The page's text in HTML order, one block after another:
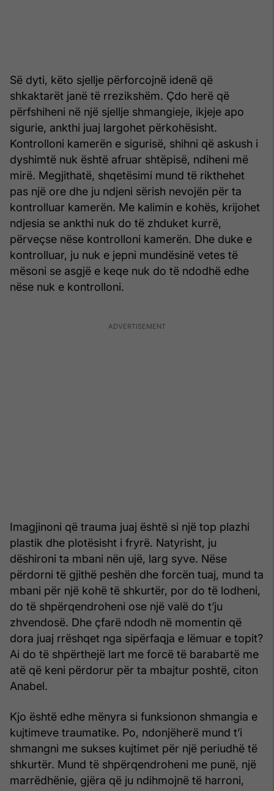
Së dyti, këto sjellje përforcojnë idenë që
shkaktarët janë të rrezikshëm. Çdo herë që
përfshiheni në një sjellje shmangieje, ikjeje apo
sigurie, ankthi juaj largohet përkohësisht.
Kontrolloni kamerën e sigurisë, shihni që askush i
dyshimtë nuk është afruar shtëpisë, ndiheni më
mirë. Megjithatë, shqetësimi mund të rikthehet
pas një ore dhe ju ndjeni sërish nevojën për ta
kontrolluar kamerën. Me kalimin e kohës, krijohet
ndjesia se ankthi nuk do të zhduket kurrë,
përveçse nëse kontrolloni kamerën. Dhe duke e
kontrolluar, ju nuk e jepni mundësinë vetes të
mësoni se asgjë e keqe nuk do të ndodhë edhe
nëse nuk e kontrolloni.
Imagjinoni që trauma juaj është si një top plazhi
plastik dhe plotësisht i fryrë. Natyrisht, ju
dëshironi ta mbani nën ujë, larg syve. Nëse
përdorni të gjithë peshën dhe forcën tuaj, mund ta
mbani për një kohë të shkurtër, por do të lodheni,
do të shpërqendroheni ose një valë do t’ju
zhvendosë. Dhe çfarë ndodh në momentin që
dora juaj rrëshqet nga sipërfaqja e lëmuar e topit?
Ai do të shpërthejë lart me forcë të barabartë me
atë që keni përdorur për ta mbajtur poshtë, citon
Anabel.
Kjo është edhe mënyra si funksionon shmangia e
kujtimeve traumatike. Po, ndonjëherë mund t’i
shmangni me sukses kujtimet për një periudhë të
shkurtër. Mund të shpërqendroheni me punë, një
marrëdhënie, gjëra që ju ndihmojnë të harroni,